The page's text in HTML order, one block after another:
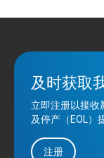
及时获取
立即注册以接收
及停产（EOL）
注册